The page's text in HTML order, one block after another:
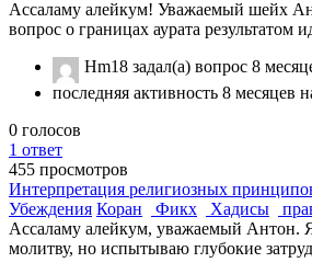
Ассаламу алейкум! Уважаемый шейх
вопрос о границах аурата результатом
Hm18 задал(а) вопрос 8
последняя активность 8 месяцев
0 голосов
1 ответ
455 просмотров
Интерпретация религиозных
Убеждения Коран Фикх Хадисы
Ассаламу алейкум, уважаемый Антон.
молитву, но испытываю глубокие